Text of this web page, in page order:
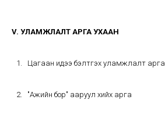
V. УЛАМЖЛАЛТ АРГА УХААН
Цагаан идээ бэлтгэх уламжлалт арга
"Ажийн бор" ааруул хийх арга